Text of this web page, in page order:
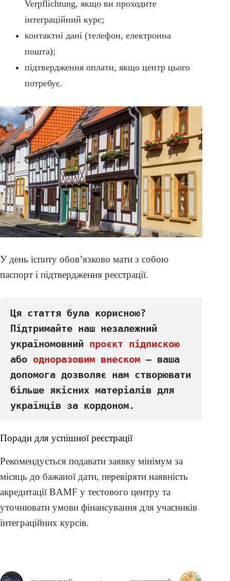
Verpflichtung, якщо ви проходите
інтеграційний курс;
контактні дані (телефон, електронна
пошта);
підтвердження оплати, якщо центр цього
потребує.
У день іспиту обов’язково мати з собою
паспорт і підтвердження реєстрації.
Ця стаття була корисною?
Підтримайте наш незалежний
україномовний проєкт підпискою
або одноразовим внеском — ваша
допомога дозволяє нам створювати
більше якісних матеріалів для
українців за кордоном.
Поради для успішної реєстрації
Рекомендується подавати заявку мінімум за
місяць до бажаної дати, перевіряти наявність
акредитації BAMF у тестового центру та
уточнювати умови фінансування для учасників
інтеграційних курсів.